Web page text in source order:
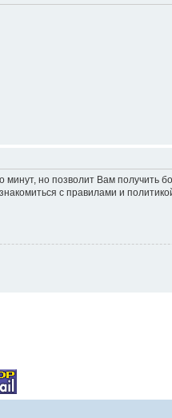
минут, но позволит Вам
с правилами и